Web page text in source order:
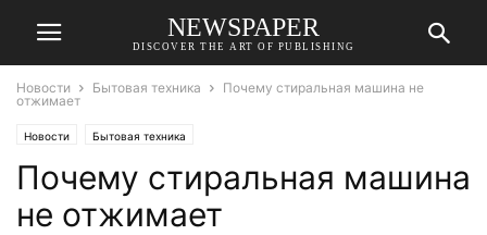
NEWSPAPER
DISCOVER THE ART OF PUBLISHING
Новости Бытовая техника
Почему стиральная машина не
отжимает
Новости Бытовая техника
Почему стиральная машина
не отжимает